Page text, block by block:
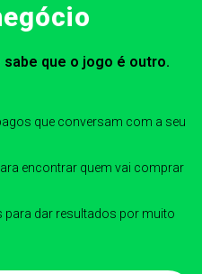
sabe que o jogo é outro.
que conversam com a seu
encontrar quem vai comprar
para dar resultados por muito